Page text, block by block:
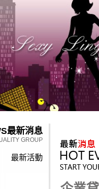
最新消息
GROUP
最新活動